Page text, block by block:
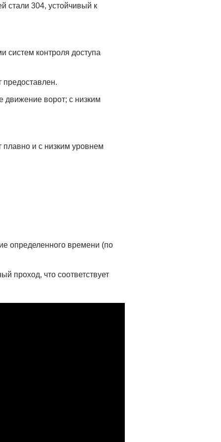
стали 304, устойчивый к
систем контроля доступа
предоставлен.
движение ворот; с низким
и с низким уровнем
определенного времени (по
проход, что соответствует